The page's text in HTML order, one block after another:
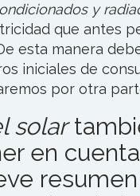
y
que antes
esta manera
iniciales de
por otra
solar
en